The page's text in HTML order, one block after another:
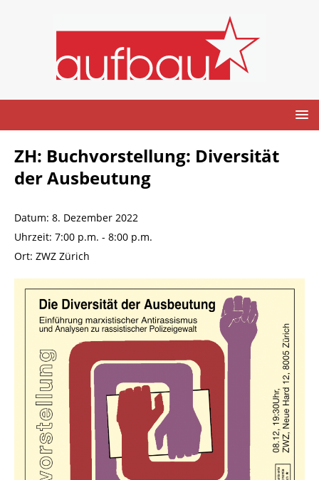
ZH: Buchvorstellung: Diversität
der Ausbeutung
Datum: 8. Dezember 2022
Uhrzeit: 7:00 p.m. - 8:00 p.m.
Ort: ZWZ Zürich